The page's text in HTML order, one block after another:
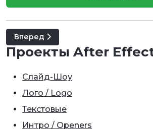
Следующий: Урок: Как сделать
Вперед
Проекты After
Слайд-Шоу
Лого / Logo
Текстовые
Интро / Openers